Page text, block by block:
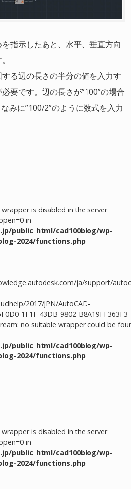
指示したあと、水平、垂直方向
る辺の長さの半分の値を入力す
要です。辺の長さが”100”の場合
みに”100/2”のように数式を入力
is disabled in the server
in
public_html/cad100blog/wp-
2024/functions.php
ja/support/
2017/JPN/AutoCAD-
1F1F-43DB-9802-B8A19FF363F3-
no suitable wrapper could be
public_html/cad100blog/wp-
2024/functions.php
is disabled in the server
in
public_html/cad100blog/wp-
2024/functions.php